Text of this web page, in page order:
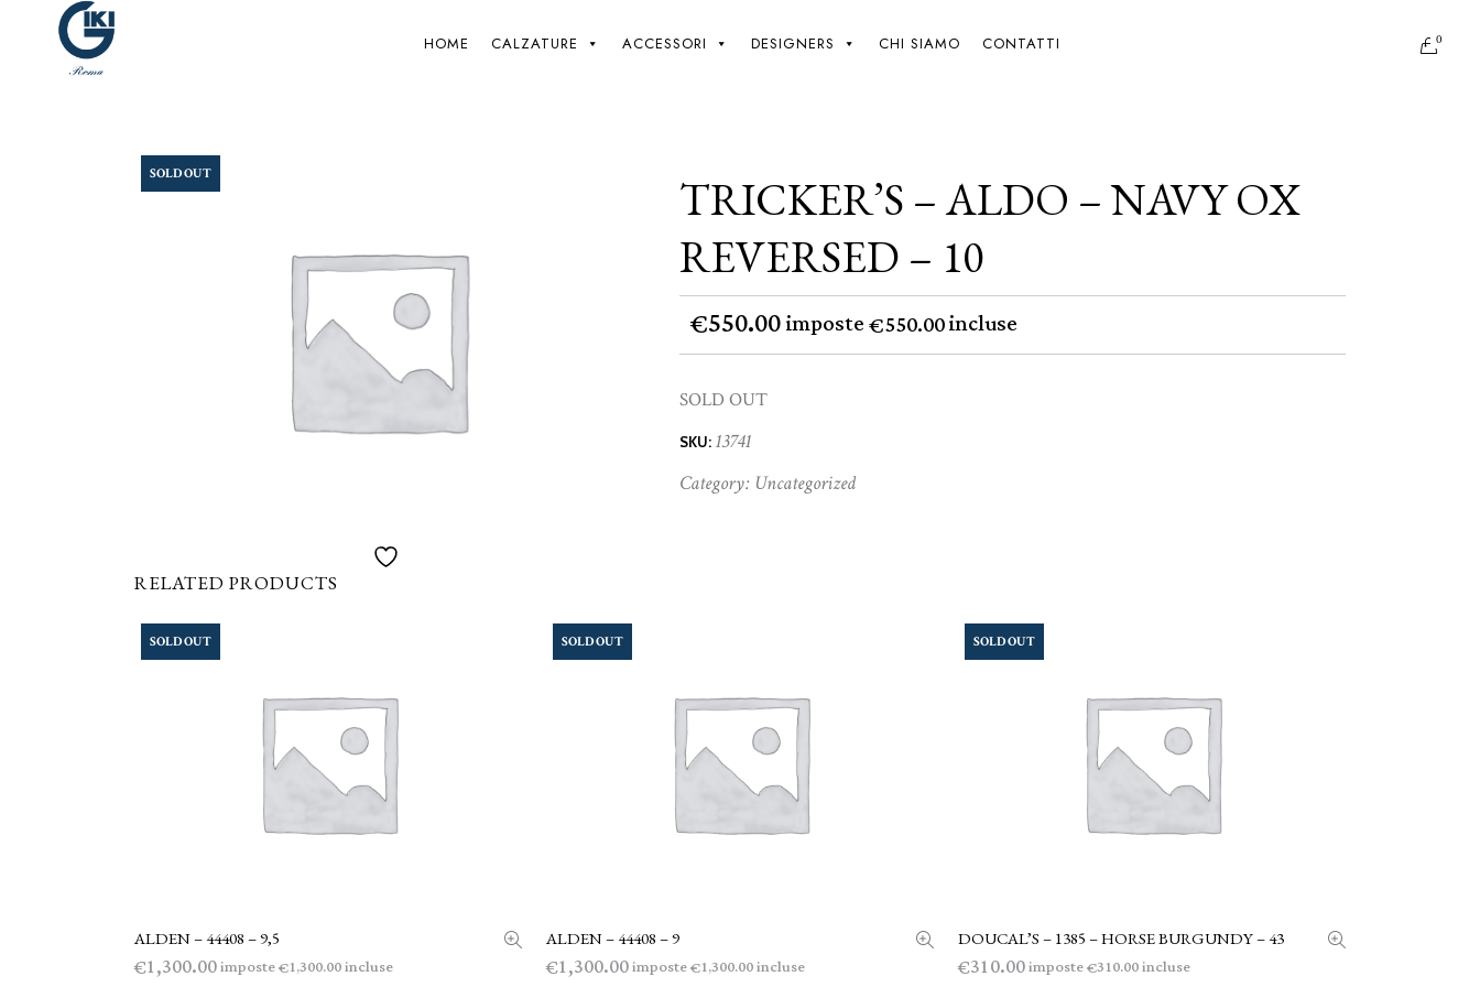
HOME CALZATURE ACCESSORI DESIGNERS CHI SIAMO CONTATTI 0
Tricker’s – Aldo – Navy Ox Reversed – 10
SOLD OUT
TRICKER’S – ALDO – NAVY OX
REVERSED – 10
€550.00imposte€550.00incluse
SOLD OUT
SKU: 13741
Category: Uncategorized
RELATED PRODUCTS
SOLD OUT
LEGGI TUTTO
ALDEN – 44408 – 9,5
€1,300.00imposte€1,300.00incluse
SOLD OUT
LEGGI TUTTO
ALDEN – 44408 – 9
€1,300.00imposte€1,300.00incluse
SOLD OUT
LEGGI TUTTO
DOUCAL’S – 1385 – HORSE BURGUNDY – 43
€310.00imposte€310.00incluse